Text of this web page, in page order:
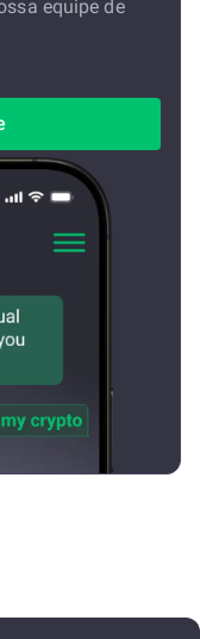
equipe de